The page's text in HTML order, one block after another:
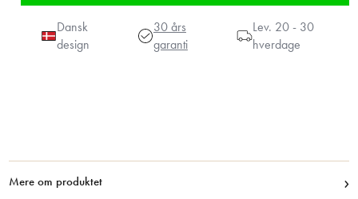
Dansk
design
30 års
garanti
Lev. 20 - 30
hverdage
Mere om produktet ›